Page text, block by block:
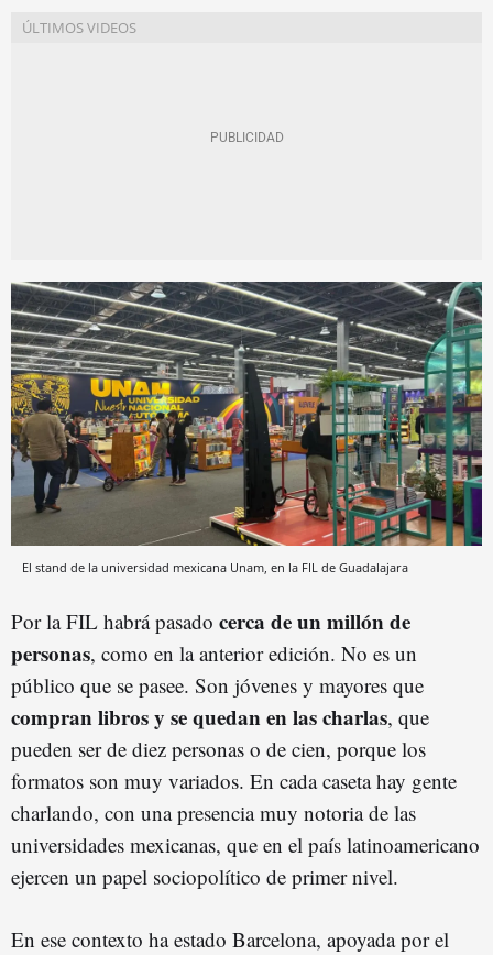
El stand de la universidad mexicana Unam, en la FIL de Guadalajara
Por la FIL habrá pasado cerca de un millón de
personas, como en la anterior edición. No es un
público que se pasee. Son jóvenes y mayores que
compran libros y se quedan en las charlas, que
pueden ser de diez personas o de cien, porque los
formatos son muy variados. En cada caseta hay gente
charlando, con una presencia muy notoria de las
universidades mexicanas, que en el país latinoamericano
ejercen un papel sociopolítico de primer nivel.
En ese contexto ha estado Barcelona, apoyada por el